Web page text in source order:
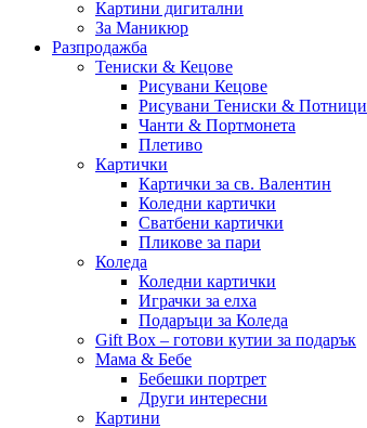
Картини дигитални
За Маникюр
Разпродажба
Тениски & Кецове
Рисувани Кецове
Рисувани Тениски & Потници
Чанти & Портмонета
Плетиво
Картички
Картички за св. Валентин
Коледни картички
Сватбени картички
Пликове за пари
Коледа
Коледни картички
Играчки за елха
Подаръци за Коледа
Gift Box – готови кутии за подарък
Мама & Бебе
Бебешки портрет
Други интересни
Картини